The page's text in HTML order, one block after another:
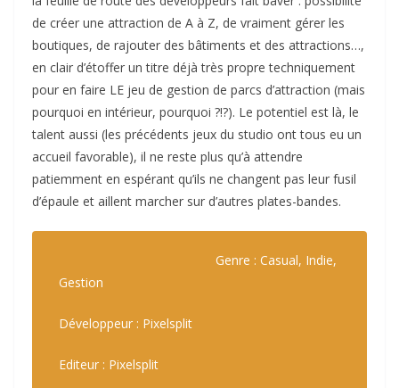
de créer une attraction de A à Z, de vraiment gérer les
boutiques, de rajouter des bâtiments et des attractions…,
en clair d’étoffer un titre déjà très propre techniquement
pour en faire LE jeu de gestion de parcs d’attraction (mais
pourquoi en intérieur, pourquoi ?!?). Le potentiel est là, le
talent aussi (les précédents jeux du studio ont tous eu un
accueil favorable), il ne reste plus qu’à attendre
patiemment en espérant qu’ils ne changent pas leur fusil
d’épaule et aillent marcher sur d’autres plates-bandes.
Genre : Casual, Indie,
Gestion
Développeur : Pixelsplit
Editeur : Pixelsplit